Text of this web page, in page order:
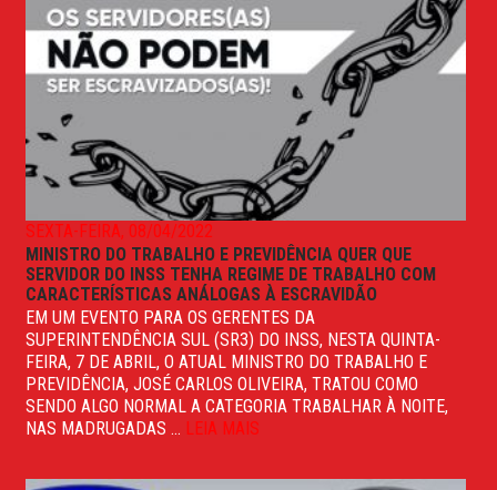
SEXTA-FEIRA, 08/04/2022
MINISTRO DO TRABALHO E PREVIDÊNCIA QUER QUE
SERVIDOR DO INSS TENHA REGIME DE TRABALHO COM
CARACTERÍSTICAS ANÁLOGAS À ESCRAVIDÃO
EM UM EVENTO PARA OS GERENTES DA
SUPERINTENDÊNCIA SUL (SR3) DO INSS, NESTA QUINTA-
FEIRA, 7 DE ABRIL, O ATUAL MINISTRO DO TRABALHO E
PREVIDÊNCIA, JOSÉ CARLOS OLIVEIRA, TRATOU COMO
SENDO ALGO NORMAL A CATEGORIA TRABALHAR À NOITE,
NAS MADRUGADAS ... LEIA MAIS